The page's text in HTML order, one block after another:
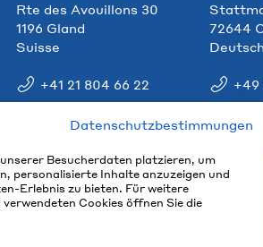
Rte des Avouillons 30
1196 Gland
Suisse
+41 21 804 66 22
info@ccm.ch
72644
+49
Datenschutzbestimmungen
Besucherdaten platzieren, um
personalisierte Inhalte anzuzeigen und
Erlebnis zu bieten. Für weitere
Cookies öffnen Sie die